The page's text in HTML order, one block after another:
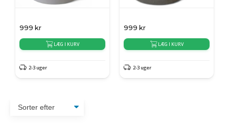
999 kr
LÆG I KURV
2-3 uger
999 kr
LÆG I KURV
2-3 uger